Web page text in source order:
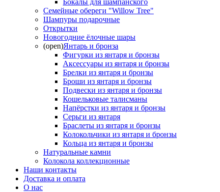
Семейные обереги "Willow Tree"
Шампуры подарочные
Открытки
Новогодние ёлочные шары
(open)Янтарь и бронза
Фигурки из янтаря и бронзы
Аксессуары из янтаря и бронзы
Брелки из янтаря и бронзы
Броши из янтаря и бронзы
Подвески из янтаря и бронзы
Кошельковые талисманы
Напёрстки из янтаря и бронзы
Серьги из янтаря
Браслеты из янтаря и бронзы
Колокольчики из янтаря и бронзы
Кольца из янтаря и бронзы
Натуральные камни
Колокола коллекционные
Наши контакты
Доставка и оплата
О нас